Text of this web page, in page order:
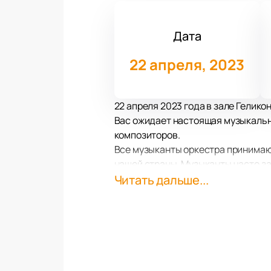
Дата
22 апреля, 2023
22 апреля 2023 года в зале
Вас ожидает настоящая
композиторов.
Все музыканты оркестра
нашей страны. Музыканты часто
классическая музыка, но и
Читать дальше...